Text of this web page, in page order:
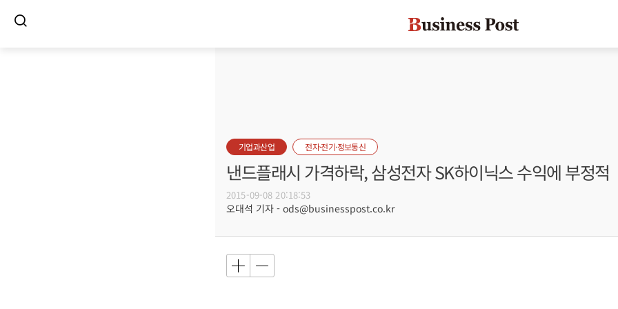
기업과산업 전자·전기·정보통신
낸드플래시 가격하락, 삼성전자 SK하이닉스 수익에 부정적
2015-09-08 20:18:53
오대석 기자 - ods@businesspost.co.kr